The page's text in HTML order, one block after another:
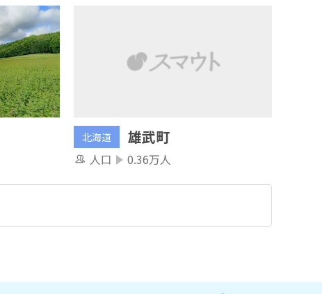
北海道 雄武町
人口 0.36万人